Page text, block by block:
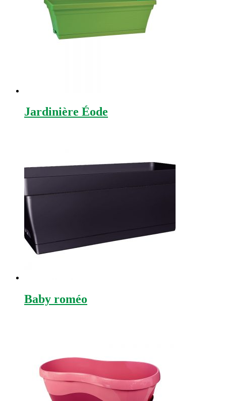
Jardinière Éode
Baby roméo